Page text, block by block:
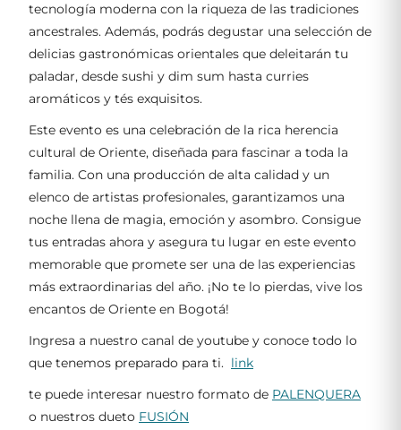
tecnología moderna con la riqueza de las tradiciones
ancestrales. Además, podrás degustar una selección de
delicias gastronómicas orientales que deleitarán tu
paladar, desde sushi y dim sum hasta curries
aromáticos y tés exquisitos.
Este evento es una celebración de la rica herencia
cultural de Oriente, diseñada para fascinar a toda la
familia. Con una producción de alta calidad y un
elenco de artistas profesionales, garantizamos una
noche llena de magia, emoción y asombro. Consigue
tus entradas ahora y asegura tu lugar en este evento
memorable que promete ser una de las experiencias
más extraordinarias del año. ¡No te lo pierdas, vive los
encantos de Oriente en Bogotá!
Ingresa a nuestro canal de youtube y conoce todo lo
que tenemos preparado para ti. link
te puede interesar nuestro formato de PALENQUERA
o nuestros dueto FUSIÓN